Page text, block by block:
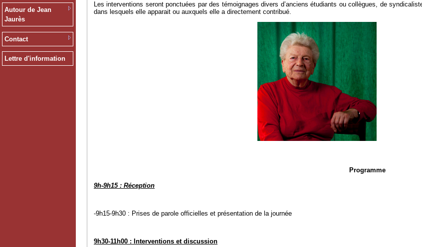
Autour de Jean
Jaurès
Contact
Lettre d'information
Les interventions seront ponctuées par des témoignages divers d’anciens étudiants ou collègues, de
dans lesquels elle apparait ou auxquels elle a directement contribué.
Programme
9h-9h15 : Réception
-9h15-9h30 : Prises de parole officielles et présentation de la journée
9h30-11h00 : Interventions et discussion